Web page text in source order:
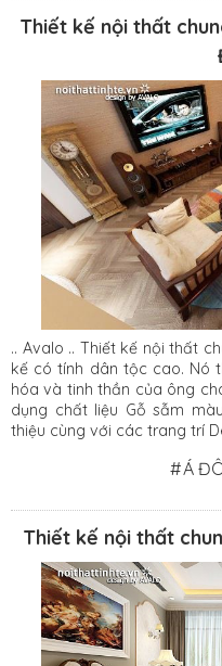
Thiết kế nội thất
.. Avalo .. Thiết kế nội thất
kế có tính dân tộc cao. Nó
hóa và tinh thần của ông
dụng chất liệu Gỗ sẫm
thiệu cùng với các trang trí
#Á
Thiết kế nội thất